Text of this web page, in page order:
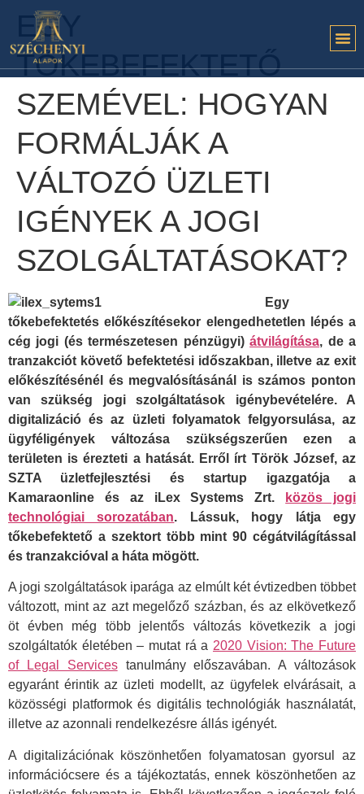
EGY
TŐKEBEFEKTETŐ
SZEMÉVEL: HOGYAN
FORMÁLJÁK A
VÁLTOZÓ ÜZLETI
IGÉNYEK A JOGI
SZOLGÁLTATÁSOKAT?
Egy
tőkebefektetés előkészítésekor elengedhetetlen lépés a
cég jogi (és természetesen pénzügyi)átvilágítása, de a
tranzakciót követő befektetési időszakban, illetve az exit
előkészítésénél és megvalósításánál is számos ponton
van szükség jogi szolgáltatások igénybevételére. A
digitalizáció és az üzleti folyamatok felgyorsulása, az
ügyféligények változása szükségszerűen ezen a
területen is érezteti a hatását. Erről írt Török József, az
SZTA üzletfejlesztési és startup igazgatója a
Kamaraonline és az iLex Systems Zrt.
közös jogi
technológiai sorozatában. Lássuk, hogy látja egy
tőkebefektető a szektort több mint 90 cégátvilágítással
és tranzakcióval a háta mögött.
A jogi szolgáltatások iparága az elmúlt két évtizedben többet
változott, mint az azt megelőző százban, és az elkövetkező
öt évben még több jelentős változás következik a jogi
szolgáltatók életében – mutat rá a 2020 Vision: The Future
of Legal Servicestanulmány előszavában. A változások
egyaránt érintik az üzleti modellt, az ügyfelek elvárásait, a
közösségi platformok és digitális technológiák használatát,
illetve az azonnali rendelkezésre állás igényét.
A digitalizációnak köszönhetően folyamatosan gyorsul az
információcsere és a tájékoztatás, ennek köszönhetően az